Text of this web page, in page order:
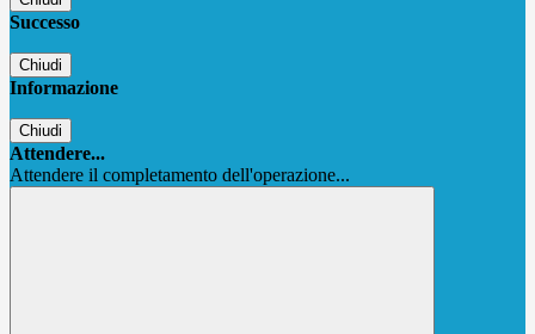
Successo
Chiudi
Informazione
Chiudi
Attendere...
Attendere il completamento dell'operazione...